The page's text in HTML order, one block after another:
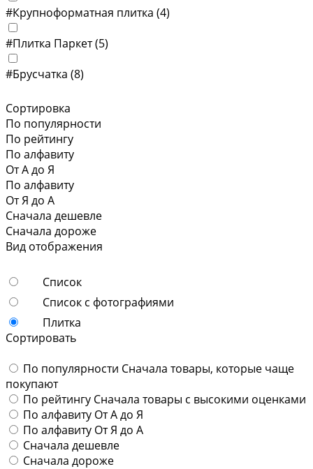
#Крупноформатная плитка (4)
#Плитка Паркет(5)
#Брусчатка (8)
Сортировка
По популярности
По рейтингу
По алфавиту
От А до Я
По алфавиту
От Я до А
Сначала дешевле
Сначала дороже
Вид отображения
Список
Список с фотографиями
Плитка
Сортировать
По популярности Сначала товары, которые чаще
покупают
По рейтингу Сначала товары с высокими оценками
По алфавиту От А до Я
По алфавиту От Я до А
Сначала дешевле
Сначала дороже